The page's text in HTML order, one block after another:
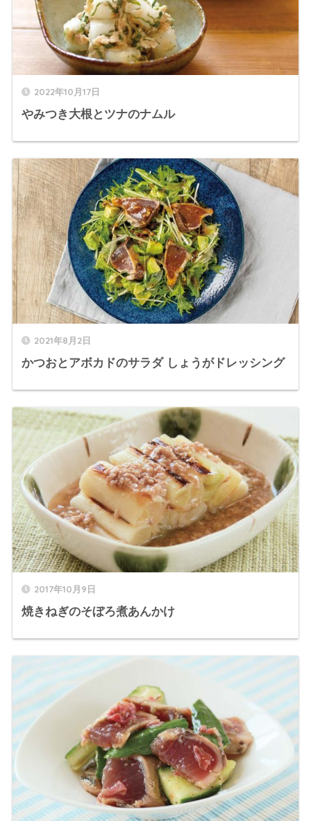
2022年10月17日
やみつき大根とツナのナムル
2021年8月2日
かつおとアボカドのサラダ しょうがドレッシング
2017年10月9日
焼きねぎのそぼろ煮あんかけ